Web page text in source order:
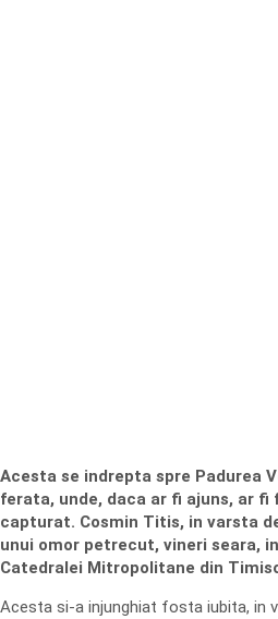
Acesta se indrepta spre Padurea
ferata, unde, daca ar fi ajuns, ar fi
capturat. Cosmin Titis, in varsta
unui omor petrecut, vineri seara,
Catedralei Mitropolitane din
Acesta si-a injunghiat fosta iubita, in